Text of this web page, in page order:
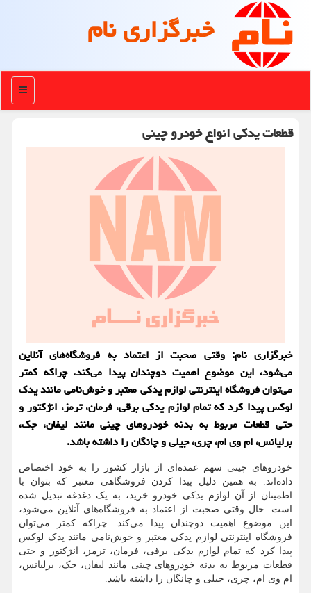
خبرگزاری نام
منو
قطعات یدکی انواع خودرو چینی
خبرگزاری نام: وقتی صحبت از اعتماد به فروشگاه‌های آنلاین
می‌شود، این موضوع اهمیت دوچندان پیدا می‌کند. چراکه کمتر
می‌توان فروشگاه اینترنتی لوازم یدکی معتبر و خوش‌نامی مانند یدک
لوکس پیدا کرد که تمام لوازم یدکی برقی، فرمان، ترمز، انژکتور و
حتی قطعات مربوط به بدنه خودروهای چینی مانند لیفان، جک،
برلیانس، ام وی ام، چری، جیلی و چانگان را داشته باشد.
خودروهای چینی سهم عمده‌ای از بازار کشور را به خود اختصاص
داده‌اند. به همین دلیل پیدا کردن فروشگاهی معتبر که بتوان با
اطمینان از آن لوازم یدکی خودرو خرید، به یک دغدغه تبدیل شده
است. حال وقتی صحبت از اعتماد به فروشگاه‌های آنلاین می‌شود،
این موضوع اهمیت دوچندان پیدا می‌کند. چراکه کمتر می‌توان
فروشگاه اینترنتی لوازم یدکی معتبر و خوش‌نامی مانند یدک لوکس
پیدا کرد که تمام لوازم یدکی برقی، فرمان، ترمز، انژکتور و حتی
قطعات مربوط به بدنه خودروهای چینی مانند لیفان، جک، برلیانس،
ام وی ام، چری، جیلی و چانگان را داشته باشد.